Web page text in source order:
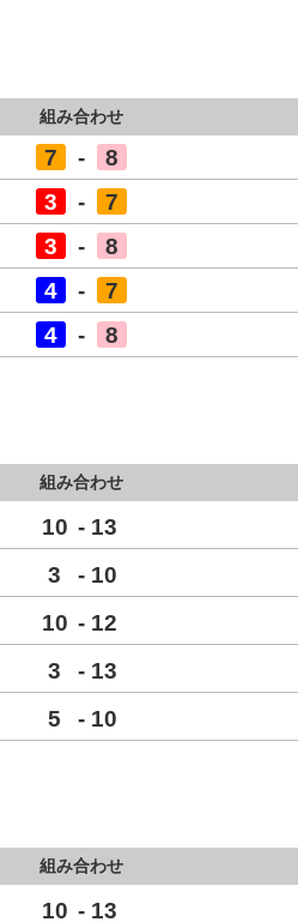
組み合わせ
7 - 8
3 - 7
3 - 8
4 - 7
4 - 8
組み合わせ
10 - 13
3 - 10
10 - 12
3 - 13
5 - 10
組み合わせ
10 - 13